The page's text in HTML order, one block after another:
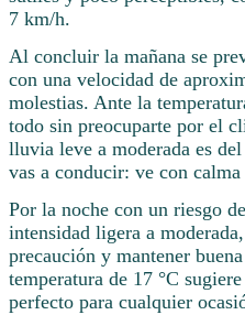
7 km/h.
Al concluir la mañana se
con una velocidad de
molestias. Ante la
todo sin preocuparte por el
lluvia leve a moderada es
vas a conducir: ve con
Por la noche con un riesgo
intensidad ligera a
precaución y mantener
temperatura de 17 °C
perfecto para cualquier